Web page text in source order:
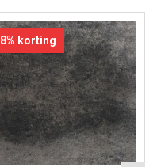
8% korting